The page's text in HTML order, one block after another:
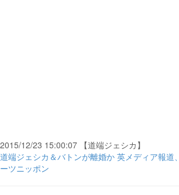
2015/12/23 15:00:07 【道端ジェシカ】
道端ジェシカ＆バトンが離婚か 英メディア報道
ーツニッポン